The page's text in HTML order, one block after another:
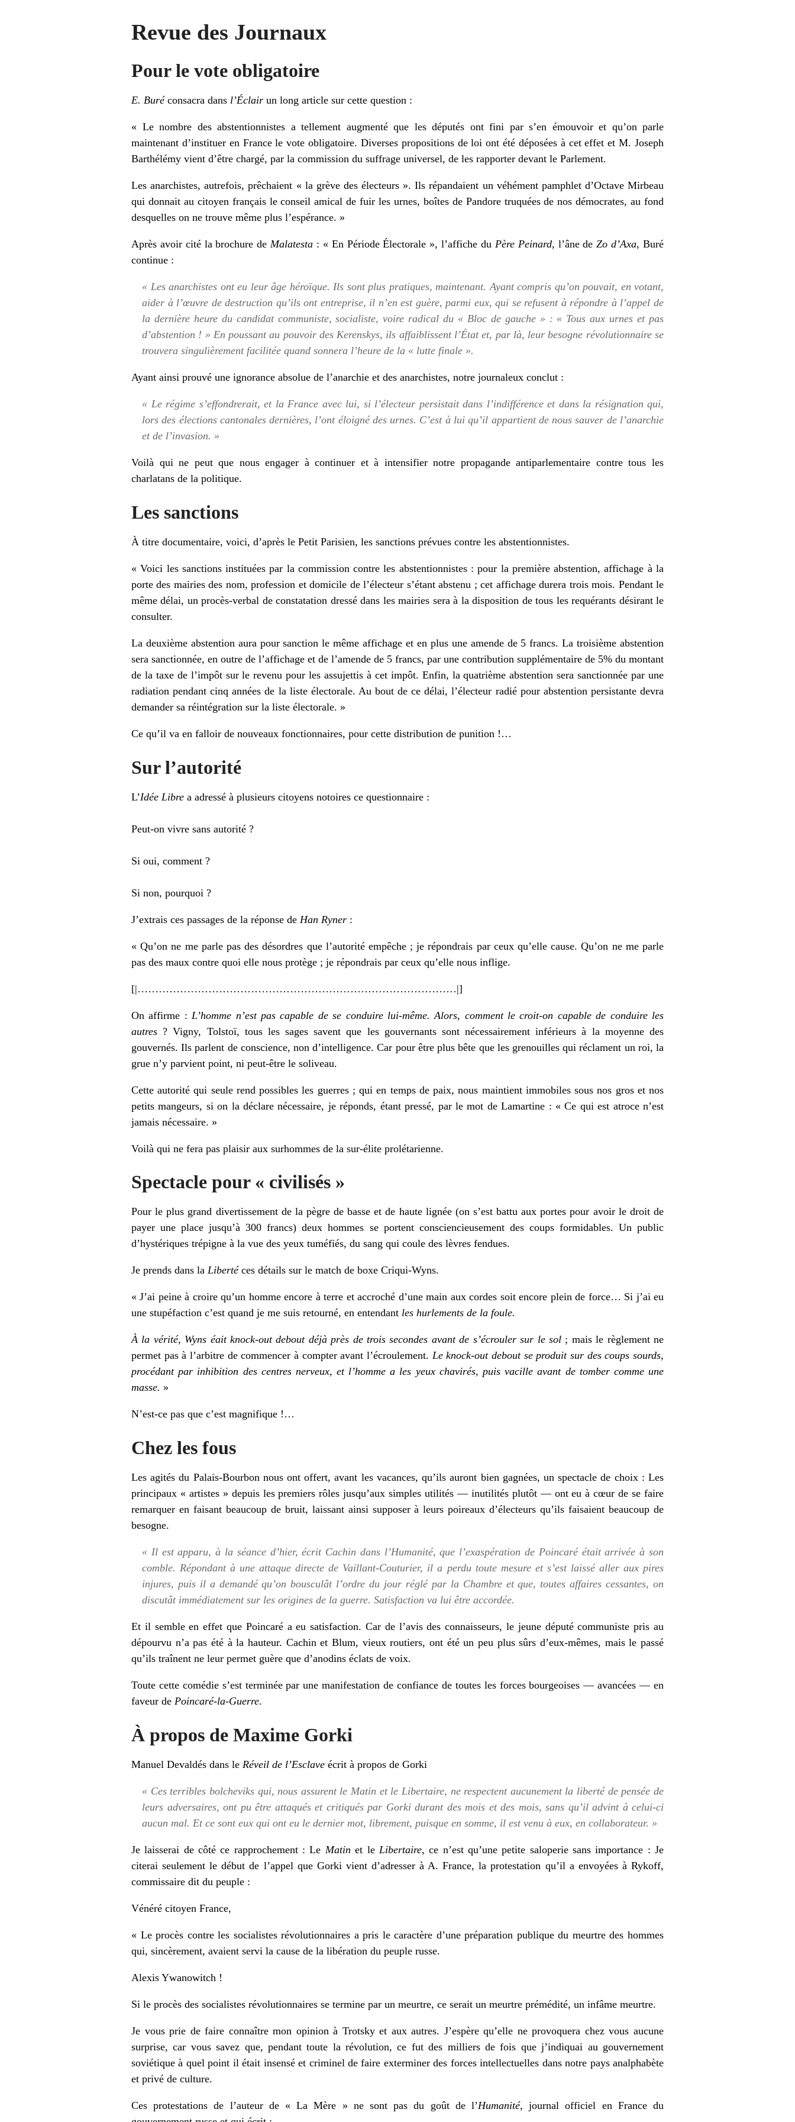
Revue des Journaux
Pour le vote obligatoire
E. Buréconsacra dans l’Éclair un long article sur cette question :
« Le nombre des abstentionnistes a tellement augmenté que les députés ont fini par s’en émouvoir et qu’on parle
maintenant d’instituer en France le vote obligatoire. Diverses propositions de loi ont été déposées à cet effet et M. Joseph
Barthélémy vient d’être chargé, par la commission du suffrage universel, de les rapporter devant le Parlement.
Les anarchistes, autrefois, prêchaient « la grève des électeurs ». Ils répandaient un véhément pamphlet d’Octave Mirbeau
qui donnait au citoyen français le conseil amical de fuir les urnes, boîtes de Pandore truquées de nos démocrates, au fond
desquelles on ne trouve même plus l’espérance. »
Après avoir cité la brochure de Malatesta : « En Période Électorale », l’affiche du Père Peinard, l’âne deZo d’Axa, Buré
continue :
« Les anarchistes ont eu leur âge héroïque. Ils sont plus pratiques, maintenant. Ayant compris qu’on pouvait, en votant,
aider à l’œuvre de destruction qu’ils ont entreprise, il n’en est guère, parmi eux, qui se refusent à répondre à l’appel de
la dernière heure du candidat communiste, socialiste, voire radical du « Bloc de gauche » : « Tous aux urnes et pas
d’abstention ! » En poussant au pouvoir des Kerenskys, ils affaiblissent l’État et, par là, leur besogne révolutionnaire se
trouvera singulièrement facilitée quand sonnera l’heure de la « lutte finale ».
Ayant ainsi prouvé une ignorance absolue de l’anarchie et des anarchistes, notre journaleux conclut :
« Le régime s’effondrerait, et la France avec lui, si l’électeur persistait dans l’indifférence et dans la résignation qui,
lors des élections cantonales dernières, l’ont éloigné des urnes. C’est à lui qu’il appartient de nous sauver de l’anarchie
et de l’invasion. »
Voilà qui ne peut que nous engager à continuer et à intensifier notre propagande antiparlementaire contre tous les
charlatans de la politique.
Les sanctions
À titre documentaire, voici, d’après le Petit Parisien, les sanctions prévues contre les abstentionnistes.
« Voici les sanctions instituées par la commission contre les abstentionnistes : pour la première abstention, affichage à la
porte des mairies des nom, profession et domicile de l’électeur s’étant abstenu ; cet affichage durera trois mois. Pendant le
même délai, un procès-verbal de constatation dressé dans les mairies sera à la disposition de tous les requérants désirant le
consulter.
La deuxième abstention aura pour sanction le même affichage et en plus une amende de 5 francs. La troisième abstention
sera sanctionnée, en outre de l’affichage et de l’amende de 5 francs, par une contribution supplémentaire de 5% du montant
de la taxe de l’impôt sur le revenu pour les assujettis à cet impôt. Enfin, la quatrième abstention sera sanctionnée par une
radiation pendant cinq années de la liste électorale. Au bout de ce délai, l’électeur radié pour abstention persistante devra
demander sa réintégration sur la liste électorale. »
Ce qu’il va en falloir de nouveaux fonctionnaires, pour cette distribution de punition !…
Sur l’autorité
L’Idée Libre a adressé à plusieurs citoyens notoires ce questionnaire :
Peut-on vivre sans autorité ?
Si oui, comment ?
Si non, pourquoi ?
J’extrais ces passages de la réponse de Han Ryner :
« Qu’on ne me parle pas des désordres que l’autorité empêche ; je répondrais par ceux qu’elle cause. Qu’on ne me parle
pas des maux contre quoi elle nous protège ; je répondrais par ceux qu’elle nous inflige.
[|………………………………………………………………………………|]
On affirme : L’homme n’est pas capable de se conduire lui-même. Alors, comment le croit-on capable de conduire les
autres ? Vigny, Tolstoï, tous les sages savent que les gouvernants sont nécessairement inférieurs à la moyenne des
gouvernés. Ils parlent de conscience, non d’intelligence. Car pour être plus bête que les grenouilles qui réclament un roi, la
grue n’y parvient point, ni peut-être le soliveau.
Cette autorité qui seule rend possibles les guerres ; qui en temps de paix, nous maintient immobiles sous nos gros et nos
petits mangeurs, si on la déclare nécessaire, je réponds, étant pressé, par le mot de Lamartine : « Ce qui est atroce n’est
jamais nécessaire. »
Voilà qui ne fera pas plaisir aux surhommes de la sur-élite prolétarienne.
Spectacle pour « civilisés »
Pour le plus grand divertissement de la pègre de basse et de haute lignée (on s’est battu aux portes pour avoir le droit de
payer une place jusqu’à 300 francs) deux hommes se portent consciencieusement des coups formidables. Un public
d’hystériques trépigne à la vue des yeux tuméfiés, du sang qui coule des lèvres fendues.
Je prends dans la Libertéces détails sur le match de boxe Criqui-Wyns.
« J’ai peine à croire qu’un homme encore à terre et accroché d’une main aux cordes soit encore plein de force… Si j’ai eu
une stupéfaction c’est quand je me suis retourné, en entendant les hurlements de la foule.
À la vérité, Wyns éait knock-out debout déjà près de trois secondes avant de s’écrouler sur le sol; mais le règlement ne
permet pas à l’arbitre de commencer à compter avant l’écroulement. Le knock-out debout se produit sur des coups sourds,
procédant par inhibition des centres nerveux, et l’homme a les yeux chavirés, puis vacille avant de tomber comme une
masse. »
N’est-ce pas que c’est magnifique !…
Chez les fous
Les agités du Palais-Bourbon nous ont offert, avant les vacances, qu’ils auront bien gagnées, un spectacle de choix : Les
principaux « artistes » depuis les premiers rôles jusqu’aux simples utilités — inutilités plutôt — ont eu à cœur de se faire
remarquer en faisant beaucoup de bruit, laissant ainsi supposer à leurs poireaux d’électeurs qu’ils faisaient beaucoup de
besogne.
« Il est apparu, à la séance d’hier, écrit Cachin dans l’Humanité, que l’exaspération de Poincaré était arrivée à son
comble. Répondant à une attaque directe de Vaillant-Couturier, il a perdu toute mesure et s’est laissé aller aux pires
injures, puis il a demandé qu’on bousculât l’ordre du jour réglé par la Chambre et que, toutes affaires cessantes, on
discutât immédiatement sur les origines de la guerre. Satisfaction va lui être accordée.
Et il semble en effet que Poincaré a eu satisfaction. Car de l’avis des connaisseurs, le jeune député communiste pris au
dépourvu n’a pas été à la hauteur. Cachin et Blum, vieux routiers, ont été un peu plus sûrs d’eux-mêmes, mais le passé
qu’ils traînent ne leur permet guère que d’anodins éclats de voix.
Toute cette comédie s’est terminée par une manifestation de confiance de toutes les forces bourgeoises — avancées — en
faveur de Poincaré-la-Guerre.
À propos de Maxime Gorki
Manuel Devaldés dans le Réveil de l’Esclave écrit à propos de Gorki
« Ces terribles bolcheviks qui, nous assurent leMatin et le Libertaire, ne respectent aucunement la liberté de pensée de
leurs adversaires, ont pu être attaqués et critiqués par Gorki durant des mois et des mois, sans qu’il advint à celui-ci
aucun mal. Et ce sont eux qui ont eu le dernier mot, librement, puisque en somme, il est venu à eux, en collaborateur. »
Je laisserai de côté ce rapprochement : Le Matin et le Libertaire, ce n’est qu’une petite saloperie sans importance : Je
citerai seulement le début de l’appel que Gorki vient d’adresser à A. France, la protestation qu’il a envoyées à Rykoff,
commissaire dit du peuple :
Vénéré citoyen France,
« Le procès contre les socialistes révolutionnaires a pris le caractère d’une préparation publique du meurtre des hommes
qui, sincèrement, avaient servi la cause de la libération du peuple russe.
Alexis Ywanowitch !
Si le procès des socialistes révolutionnaires se termine par un meurtre, ce serait un meurtre prémédité, un infâme meurtre.
Je vous prie de faire connaître mon opinion à Trotsky et aux autres. J’espère qu’elle ne provoquera chez vous aucune
surprise, car vous savez que, pendant toute la révolution, ce fut des milliers de fois que j’indiquai au gouvernement
soviétique à quel point il était insensé et criminel de faire exterminer des forces intellectuelles dans notre pays analphabète
et privé de culture.
Ces protestations de l’auteur de « La Mère » ne sont pas du goût de l’Humanité, journal officiel en France du